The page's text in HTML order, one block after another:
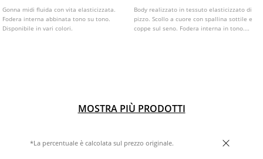
Gonna midi fluida con vita elasticizzata.
Fodera interna abbinata tono su tono.
Disponibile in vari colori.
Body realizzato in tessuto elasticizzato di
pizzo. Scollo a cuore con spallina sottile e
coppe sul seno. Fodera interna in tono.
MOSTRA PIÙ PRODOTTI
*La percentuale è calcolata sul prezzo originale.